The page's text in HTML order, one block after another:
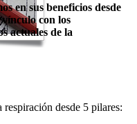
en sus beneficios desde
con los
actuales de la
respiración desde 5 pilares: